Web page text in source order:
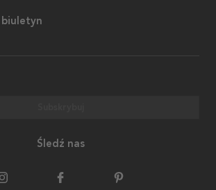
biuletyn
Śledź nas